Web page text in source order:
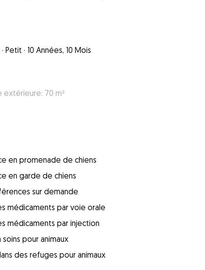
· Petit · 10 Années, 10 Mois
70 m²
en promenade de chiens
en garde de chiens
sur demande
médicaments par voie orale
médicaments par injection
pour animaux
des refuges pour animaux